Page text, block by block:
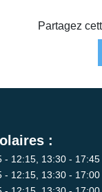
Partagez
:
- 12:15, 13:30 - 17:45
- 12:15, 13:30 - 17:00